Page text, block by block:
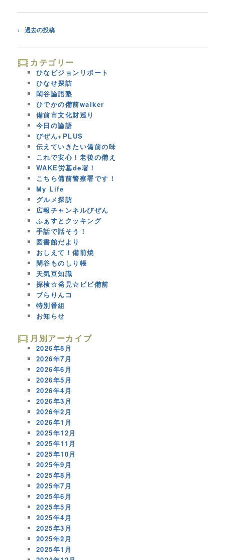
Post
← 過去の投稿
カテゴリー
ひなビジョンリポート
ひなせ探訪
閑谷論語塾
ひでかの備前walker
備前市文化財巡り
今日の論語
びぜん+PLUS
伝えていきたい備前の味
これで安心！老後の備え
WAKE労基de署！
こちら備前警察署です！
My Life
グルメ探訪
広報チャンネルびぜん
ふぁすとクッキング
手話で話そう！
図書館だより
おしえて！備前焼
閑谷ものしり帳
天気豆知識
探検☆発見☆ビビ備前
ブらりんコ
特別番組
お知らせ
月別アーカイブ
2026年8月
2026年7月
2026年6月
2026年5月
2026年4月
2026年3月
2026年2月
2026年1月
2025年12月
2025年11月
2025年10月
2025年9月
2025年8月
2025年7月
2025年6月
2025年5月
2025年4月
2025年3月
2025年2月
2025年1月